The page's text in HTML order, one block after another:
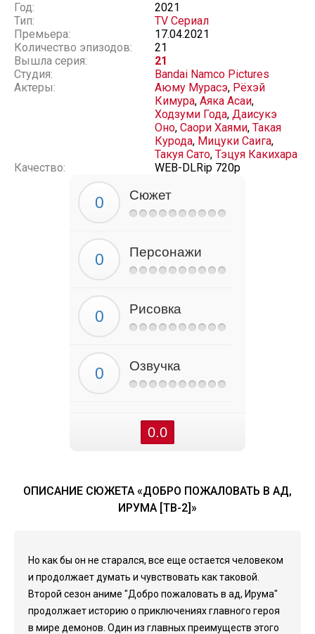
Год:
2021
Тип:
TV Сериал
Премьера:
17.04.2021
Количество эпизодов:
21
Вышла серия:
21
Студия:
Bandai Namco Pictures
Актеры:
Аюму Мурасэ, Рёхэй
Кимура, Аяка Асаи,
Ходзуми Года, Даисукэ
Оно, Саори Хаями, Такая
Курода, Мицуки Саига,
Такуя Сато, Тэцуя Какихара
Качество:
WEB-DLRip 720p
Сюжет
Персонажи
Рисовка
Озвучка
0.0
ОПИСАНИЕ СЮЖЕТА «ДОБРО ПОЖАЛОВАТЬ В АД,
ИРУМА [ТВ-2]»
Но как бы он не старался, все еще остается человеком
и продолжает думать и чувствовать как таковой.
Второй сезон аниме "Добро пожаловать в ад, Ирума"
продолжает историю о приключениях главного героя
в мире демонов. Один из главных преимуществ этого